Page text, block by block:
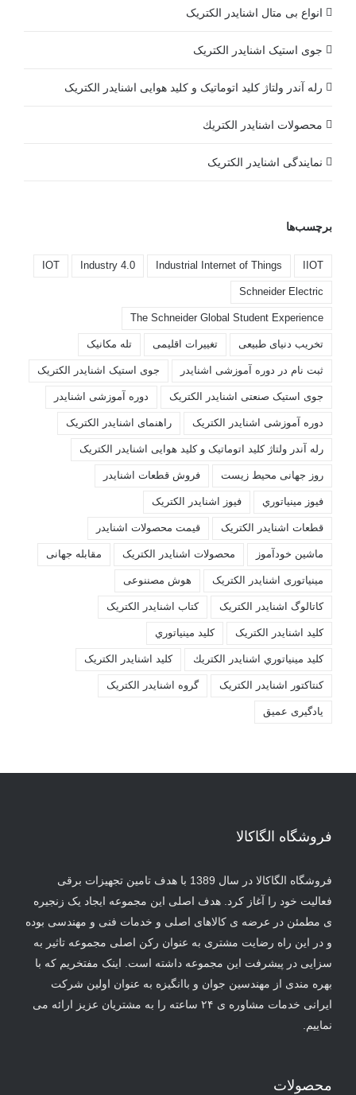
انواع بی متال اشنایدر الکتریک
جوی استیک اشنایدر الکتریک
رله آندر ولتاژ کلید اتوماتیک و کلید هوایی اشنایدر الکتریک
محصولات اشنايدر الكتريك
نمایندگی اشنایدر الکتریک
برچسب‌ها
IIOT
Industrial Internet of Things
Industry 4.0
IOT
Schneider Electric
The Schneider Global Student Experience
تخریب دنیای طبیعی تغییرات اقلیمی تله مکانیک
ثبت نام در دوره آموزشی اشنایدر جوی استیک اشنایدر الکتریک
جوی استیک صنعتی اشنایدر الکتریک دوره آموزشی اشنایدر
دوره آموزشی اشنایدر الکتریک راهنمای اشنایدر الکتریک
رله آندر ولتاژ کلید اتوماتیک و کلید هوایی اشنایدر الکتریک
روز جهانی محیط زیست فروش قطعات اشنايدر
فيوز مينياتوري فیوز اشنایدر الکتریک
قطعات اشنایدر الکتریک قیمت محصولات اشنایدر
ماشین خودآموز محصولات اشنایدر الکتریک مقابله جهانی
مینیاتوری اشنایدر الکتریک هوش مصننوعی
کاتالوگ اشنایدر الکتریک کتاب اشنایدر الکتریک
کليد اشنايدر الکتريک کليد مينياتوري
کليد مينياتوري اشنايدر الكتريك کلید اشنایدر الکتریک
کنتاکتور اشنایدر الکتریک گروه اشنایدر الکتریک
یادگیری عمیق
فروشگاه الگاکالا
فروشگاه الگاکالا در سال 1389 با هدف تامین تجهیزات برقی
فعالیت خود را آغاز کرد. هدف اصلی این مجموعه ایجاد یک زنجیره
ی مطمئن در عرضه ی کالاهای اصلی و خدمات فنی و مهندسی بوده
و در این راه رضایت مشتری به عنوان رکن اصلی مجموعه تاثیر به
سزایی در پیشرفت این مجموعه داشته است. اینک مفتخریم که با
بهره مندی از مهندسین جوان و باانگیزه به عنوان اولین شرکت
ایرانی خدمات مشاوره ی ۲۴ ساعته را به مشتریان عزیز ارائه می
نماییم.
محصولات